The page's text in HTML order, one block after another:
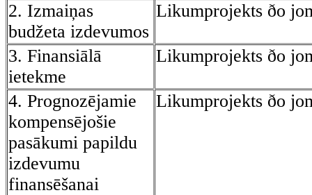
2. Izmaiņas
budžeta izdevumos
Likumprojekts ðo
3. Finansiālā
ietekme
Likumprojekts ðo
4. Prognozējamie
kompensējošie
pasākumi papildu
izdevumu
finansēšanai
Likumprojekts ðo